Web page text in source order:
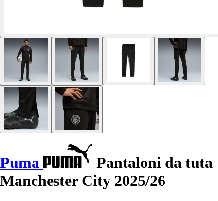
Puma
Pantaloni da tuta
Manchester City 2025/26